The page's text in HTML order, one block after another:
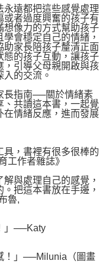
遠都把這些感覺處理
者過度興奮的孩子有
想像力的方式幫助孩子
會穩定自己的情緒，
家長陪孩子釐清正面
態的孩子互動，讓孩子
，引導父母親開啟與孩
的交流。
長指南──關於情緒素
共讀這本書，一起覺
在情緒反應，進而發展
具，書裡有很多很棒的
作者雜誌》
與處理自己的感覺，
把這本書放在手邊，
魯,
」──Katy
！」──Milunia（圖畫